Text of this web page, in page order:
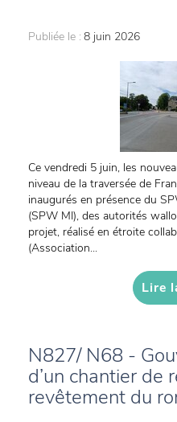
Publiée le : 8 juin 2026
Ce vendredi 5 juin, les
niveau de la traversée de
inaugurés en présence du
(SPW MI), des autorités
projet, réalisé en étroite
(Association...
Lire
N827/ N68 -
d’un chantier de
revêtement du